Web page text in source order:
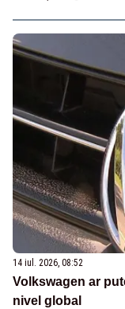
14 iul. 2026, 08:52
Volkswagen ar
nivel global